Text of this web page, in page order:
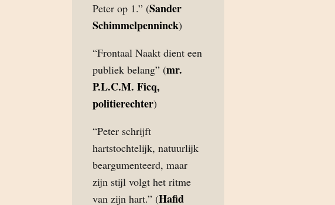
Peter op 1.” (Sander
Schimmelpenninck)
“Frontaal Naakt dient een
publiek belang” (mr.
P.L.C.M. Ficq,
politierechter)
“Peter schrijft
hartstochtelijk, natuurlijk
beargumenteerd, maar
zijn stijl volgt het ritme
van zijn hart.” (Hafid